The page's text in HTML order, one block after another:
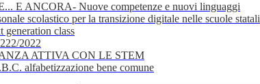
E ANCORA- Nuove competenze e nuovi linguaggi
scolastico per la transizione digitale nelle scuole statali
class
2022
ATTIVA CON LE STEM
alfabetizzazione bene comune